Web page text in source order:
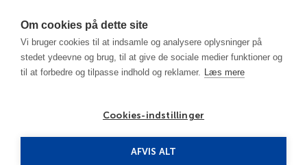
Om cookies på dette site
Vi bruger cookies til at indsamle og analysere oplysninger på
stedet ydeevne og brug, til at give de sociale medier funktioner og
til at forbedre og tilpasse indhold og reklamer. Læs mere
Cookies-indstillinger
AFVIS ALT
Rejser